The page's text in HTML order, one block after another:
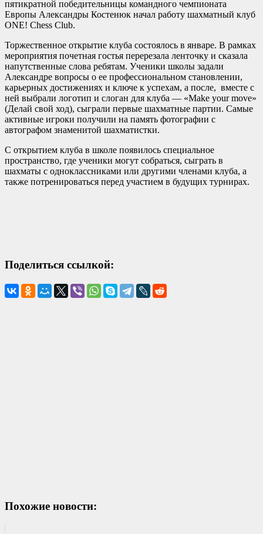
пятикратной победительницы командного чемпионата
Европы Александры Костенюк начал работу шахматный клуб
ONE! Chess Club.
Торжественное открытие клуба состоялось в январе. В рамках
мероприятия почетная гостья перерезала ленточку и сказала
напутственные слова ребятам. Ученики школы задали
Александре вопросы о ее профессиональном становлении,
карьерных достижениях и ключе к успехам, а после, вместе с
ней выбрали логотип и слоган для клуба — «Make your move»
(Делай свой ход), сыграли первые шахматные партии. Самые
активные игроки получили на память фотографии с
автографом знаменитой шахматистки.
С открытием клуба в школе появилось специальное
пространство, где ученики могут собраться, сыграть в
шахматы с одноклассниками или другими членами клуба, а
также потренироваться перед участием в будущих турнирах.
Поделиться ссылкой:
Похожие новости: